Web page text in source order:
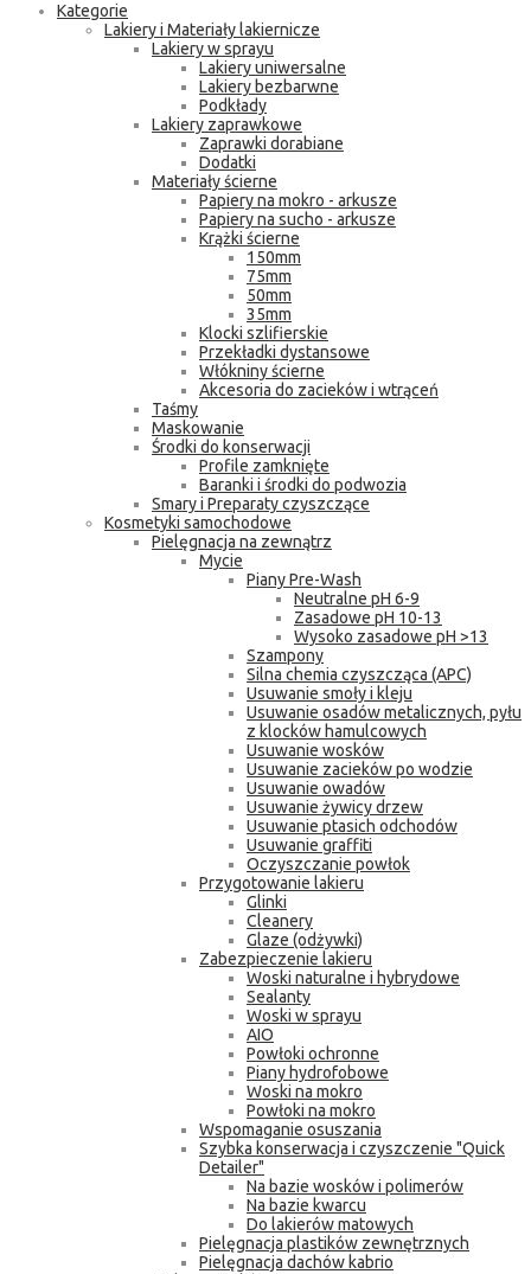
Kategorie
Lakiery i Materiały lakiernicze
Lakiery w sprayu
Lakiery uniwersalne
Lakiery bezbarwne
Podkłady
Lakiery zaprawkowe
Zaprawki dorabiane
Dodatki
Materiały ścierne
Papiery na mokro - arkusze
Papiery na sucho - arkusze
Krążki ścierne
150mm
75mm
50mm
35mm
Klocki szlifierskie
Przekładki dystansowe
Włókniny ścierne
Akcesoria do zacieków i wtrąceń
Taśmy
Maskowanie
Środki do konserwacji
Profile zamknięte
Baranki i środki do podwozia
Smary i Preparaty czyszczące
Kosmetyki samochodowe
Pielęgnacja na zewnątrz
Mycie
Piany Pre-Wash
Neutralne pH 6-9
Zasadowe pH 10-13
Wysoko zasadowe pH >13
Szampony
Silna chemia czyszcząca (APC)
Usuwanie smoły i kleju
Usuwanie osadów metalicznych, pyłu
z klocków hamulcowych
Usuwanie wosków
Usuwanie zacieków po wodzie
Usuwanie owadów
Usuwanie żywicy drzew
Usuwanie ptasich odchodów
Usuwanie graffiti
Oczyszczanie powłok
Przygotowanie lakieru
Glinki
Cleanery
Glaze (odżywki)
Zabezpieczenie lakieru
Woski naturalne i hybrydowe
Sealanty
Woski w sprayu
AIO
Powłoki ochronne
Piany hydrofobowe
Woski na mokro
Powłoki na mokro
Wspomaganie osuszania
Szybka konserwacja i czyszczenie "Quick
Detailer"
Na bazie wosków i polimerów
Na bazie kwarcu
Do lakierów matowych
Pielęgnacja plastików zewnętrznych
Pielęgnacja dachów kabrio